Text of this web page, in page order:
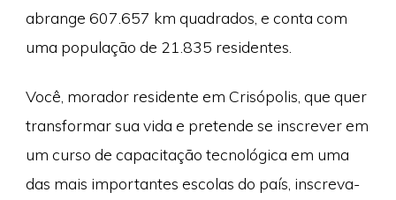
abrange 607.657 km quadrados, e conta com
uma população de 21.835 residentes.
Você, morador residente em Crisópolis, que quer
transformar sua vida e pretende se inscrever em
um curso de capacitação tecnológica em uma
das mais importantes escolas do país, inscreva-